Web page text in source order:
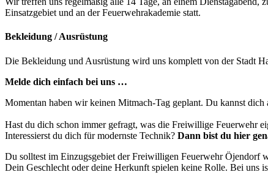
Einsatzgebiet und an der Feuerwehrakademie statt.
Bekleidung / Ausrüstung
Die Bekleidung und Ausrüstung wird uns komplett von der Stadt
Melde dich einfach bei uns …
Momentan haben wir keinen Mitmach-Tag geplant. Du kannst
Hast du dich schon immer gefragt, was die Freiwillige Feuerwehr
Interessierst du dich für modernste Technik? Dann bist du hier
Du solltest im Einzugsgebiet der Freiwilligen Feuerwehr Öjendorf
Dein Geschlecht oder deine Herkunft spielen keine Rolle. Bei uns